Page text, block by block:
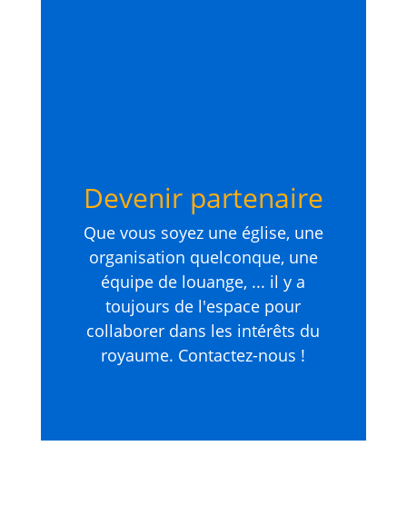
Devenir partenaire
Que vous soyez une église, une
organisation quelconque, une
équipe de louange, ... il y a
toujours de l'espace pour
collaborer dans les intérêts du
royaume. Contactez-nous !